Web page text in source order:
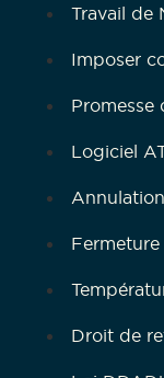
Travail de
Imposer
Promesse
Logiciel
Droit de